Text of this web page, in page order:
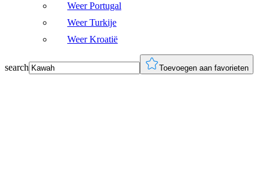
Weer Portugal
Weer Turkije
Weer Kroatië
search Toevoegen aan favorieten